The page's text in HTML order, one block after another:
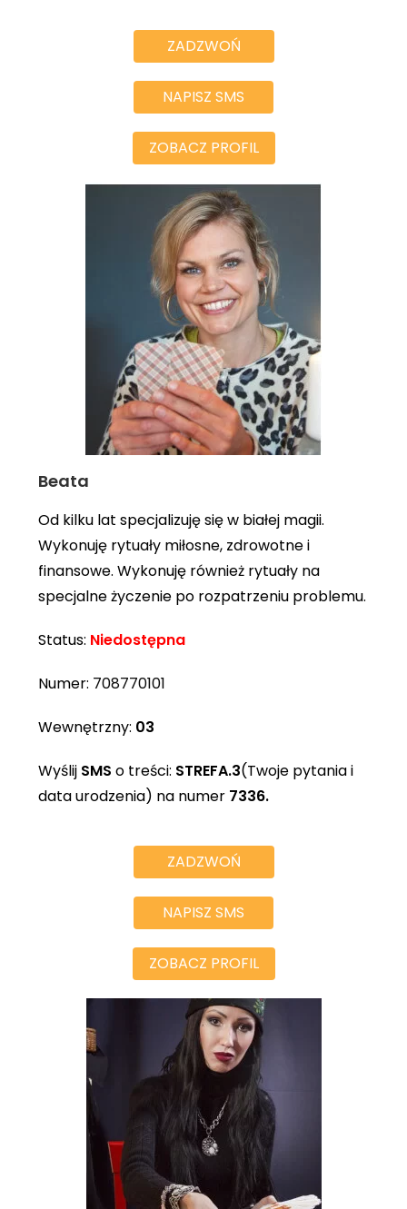
ZADZWOŃ
NAPISZ SMS
ZOBACZ PROFIL
Beata
Od kilku lat specjalizuję się w białej magii.
Wykonuję rytuały miłosne, zdrowotne i
finansowe. Wykonuję również rytuały na
specjalne życzenie po rozpatrzeniu problemu.
Status: Niedostępna
Numer: 708770101
Wewnętrzny: 03
Wyślij SMS o treści: STREFA.3(Twoje pytania i
data urodzenia) na numer 7336.
ZADZWOŃ
NAPISZ SMS
ZOBACZ PROFIL